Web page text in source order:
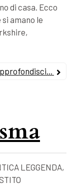
di casa. Ecco
amano le
LEGGENDA,